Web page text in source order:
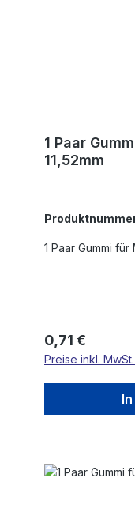
1 Paar
11,52mm
1 Paar Gummi für
Regulärer
0,71 €
Preise inkl.